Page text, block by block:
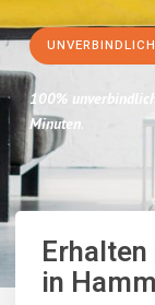
100%
Minuten.
in